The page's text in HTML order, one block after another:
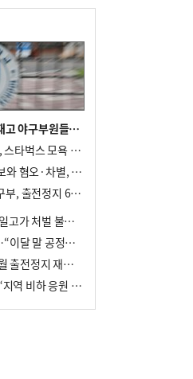
"스타벅스 가야지" 응원 배재고 야구부원들, 학교서 징계 처분
‘탱크데이’ 다시 불지핀 경찰, 스타벅스 모욕 혐의 압수수색
차정인 국교위원장 “허위정보와 혐오·차별, 학교 교실까지 유입"
‘5·18 폄훼 응원’ 배재고 야구부, 출전정지 6개월→1개월 감경
배재고 야구부 불송치 “광주일고가 처벌 불원 의사 표해”
배재고 야구부 징계 풀리나…“이달 말 공정위서 재심의”
‘스벅 구호 파문’ 배재고 6개월 출전정지 재심 신청키로
광주 찾아 고개 숙인 배재고 “지역 비하 응원 잘못”(종합)